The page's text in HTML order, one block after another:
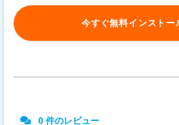
今すぐ無料インストー
0 件のレビュー